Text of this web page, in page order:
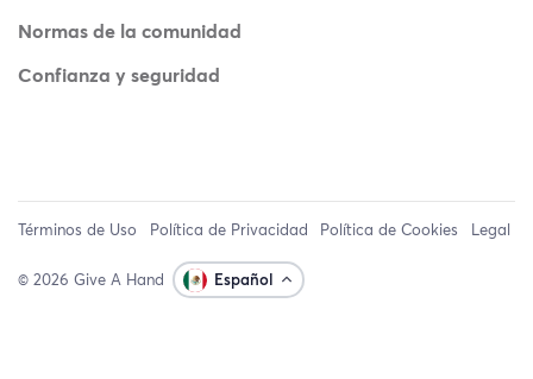
Normas de la comunidad
Confianza y seguridad
Términos de Uso Política de Privacidad Política de Cookies Legal
© 2026 Give A Hand Español